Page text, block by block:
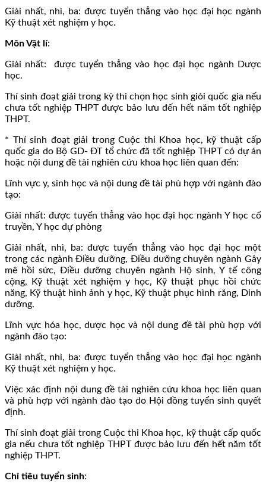
Giải nhất, nhì, ba: được tuyển thẳng vào học đại học ngành
Kỹ thuật xét nghiệm y học.
Môn Vật lí:
Giải nhất: được tuyển thẳng vào học đại học ngành Dược
học.
Thí sinh đoạt giải trong kỳ thi chọn học sinh giỏi quốc gia nếu
chưa tốt nghiệp THPT được bảo lưu đến hết năm tốt nghiệp
THPT.
* Thí sinh đoạt giải trong Cuộc thi Khoa học, kỹ thuật cấp
quốc gia do Bộ GD- ĐT tổ chức đã tốt nghiệp THPT có dự án
hoặc nội dung đề tài nghiên cứu khoa học liên quan đến:
Lĩnh vực y, sinh học và nội dung đề tài phù hợp với ngành đào
tạo:
Giải nhất: được tuyển thẳng vào học đại học ngành Y học cổ
truyền, Y học dự phòng
Giải nhất, nhì, ba: được tuyển thẳng vào học đại học một
trong các ngành Điều dưỡng, Điều dưỡng chuyên ngành Gây
mê hồi sức, Điều dưỡng chuyên ngành Hộ sinh, Y tế công
cộng, Kỹ thuật xét nghiệm y học, Kỹ thuật phục hồi chức
năng, Kỹ thuật hình ảnh y học, Kỹ thuật phục hình răng, Dinh
dưỡng.
Lĩnh vực hóa học, dược học và nội dung đề tài phù hợp với
ngành đào tạo:
Giải nhất, nhì, ba: được tuyển thẳng vào học đại học ngành
Kỹ thuật xét nghiệm y học.
Việc xác định nội dung đề tài nghiên cứu khoa học liên quan
và phù hợp với ngành đào tạo do Hội đồng tuyển sinh quyết
định.
Thí sinh đoạt giải trong Cuộc thi Khoa học, kỹ thuật cấp quốc
gia nếu chưa tốt nghiệp THPT được bảo lưu đến hết năm tốt
nghiệp THPT.
Chỉ tiêu tuyển sinh: